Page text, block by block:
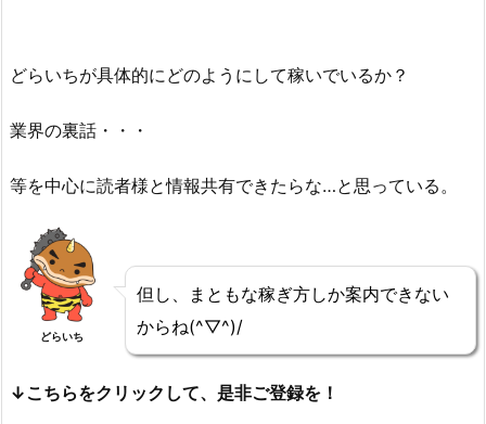
どらいちが具体的にどのようにして稼いでいるか？
業界の裏話・・・
等を中心に読者様と情報共有できたらな…と思っている。
どらいち
但し、まともな稼ぎ方しか案内できない
からね(^▽^)/
↓こちらをクリックして、是非ご登録を！